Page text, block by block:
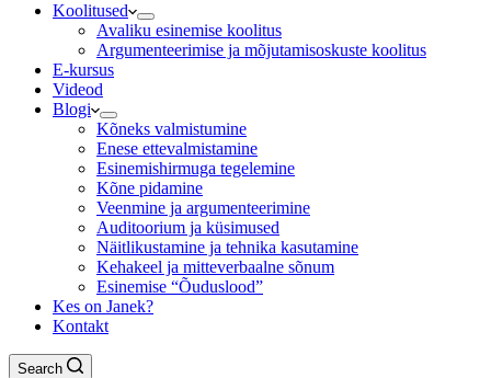
Koolitused
Avaliku esinemise koolitus
Argumenteerimise ja mõjutamisoskuste koolitus
E-kursus
Videod
Blogi
Kõneks valmistumine
Enese ettevalmistamine
Esinemishirmuga tegelemine
Kõne pidamine
Veenmine ja argumenteerimine
Auditoorium ja küsimused
Näitlikustamine ja tehnika kasutamine
Kehakeel ja mitteverbaalne sõnum
Esinemise “Õuduslood”
Kes on Janek?
Kontakt
Search